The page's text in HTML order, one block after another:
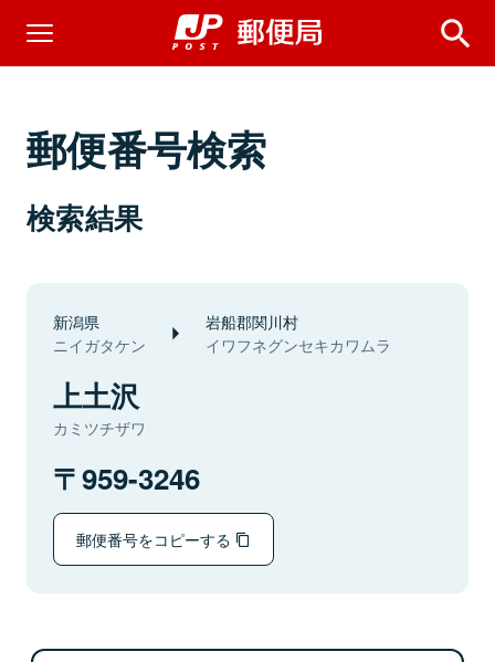
郵便番号検索
検索結果
新潟県
ニイガタケン
岩船郡関川村
イワフネグンセキカワムラ
上土沢
カミツチザワ
959-3246
郵便番号をコピーする